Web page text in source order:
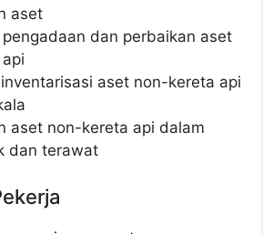
aset
dan perbaikan aset
aset non-kereta api
aset non-kereta api dalam
dan terawat